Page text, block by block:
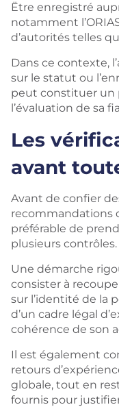
Ëtre enregistré
notamment
d’autorités telles
Dans ce contexte,
sur le statut ou
peut constituer un
l’évaluation de sa
Les
avant
Avant de confier
recommandations
préférable de
plusieurs contrôles.
Une démarche
consister à
sur l’identité de la
d’un cadre légal
cohérence de son
Il est également
retours
globale, tout en
fournis pour